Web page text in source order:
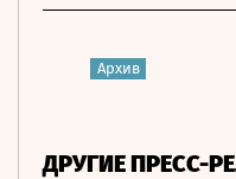
Архив
ДРУГИЕ ПРЕСС-